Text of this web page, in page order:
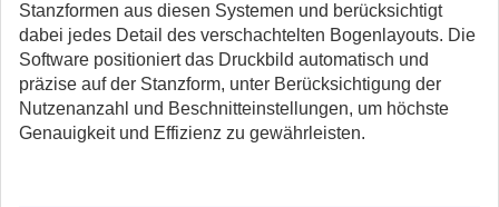
Stanzformen aus diesen Systemen und berücksichtigt
dabei jedes Detail des verschachtelten Bogenlayouts. Die
Software positioniert das Druckbild automatisch und
präzise auf der Stanzform, unter Berücksichtigung der
Nutzenanzahl und Beschnitteinstellungen, um höchste
Genauigkeit und Effizienz zu gewährleisten.